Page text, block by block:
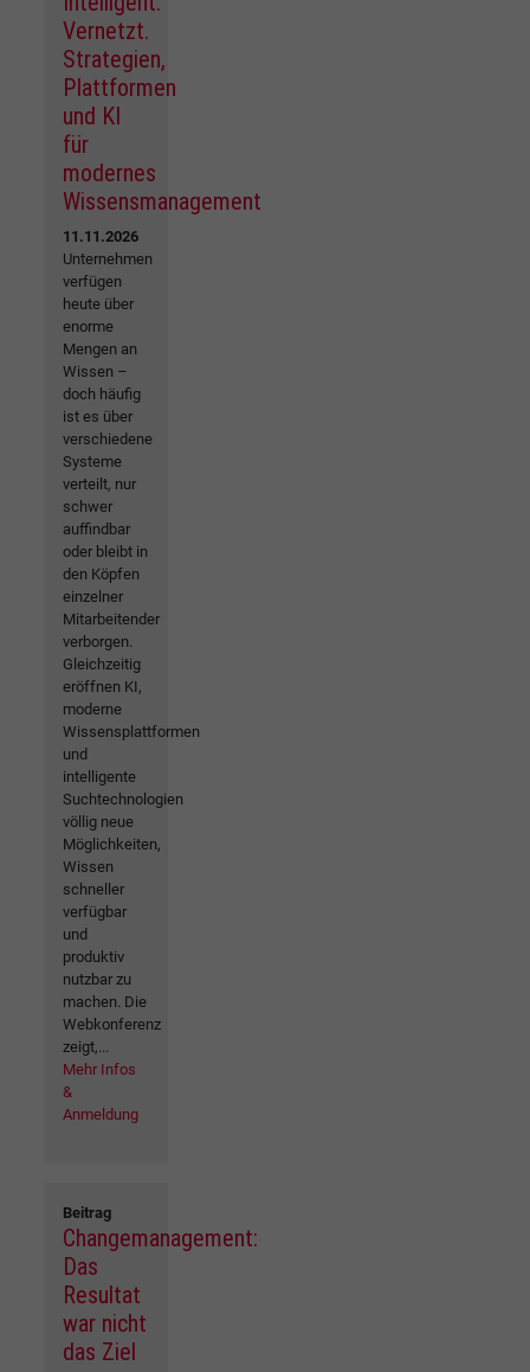
Vernetzt.
Strategien,
Plattformen
und KI
für
modernes
Wissensmanagement
11.11.2026
Unternehmen
verfügen
heute über
enorme
Mengen an
Wissen –
doch häufig
ist es über
verschiedene
Systeme
verteilt, nur
schwer
auffindbar
oder bleibt in
den Köpfen
einzelner
Mitarbeitender
verborgen.
Gleichzeitig
eröffnen KI,
moderne
Wissensplattformen
und
intelligente
Suchtechnologien
völlig neue
Möglichkeiten,
Wissen
schneller
verfügbar
und
produktiv
nutzbar zu
machen. Die
Webkonferenz
zeigt,...
Mehr Infos
&
Anmeldung
Beitrag
Changemanagement:
Das
Resultat
war nicht
das Ziel